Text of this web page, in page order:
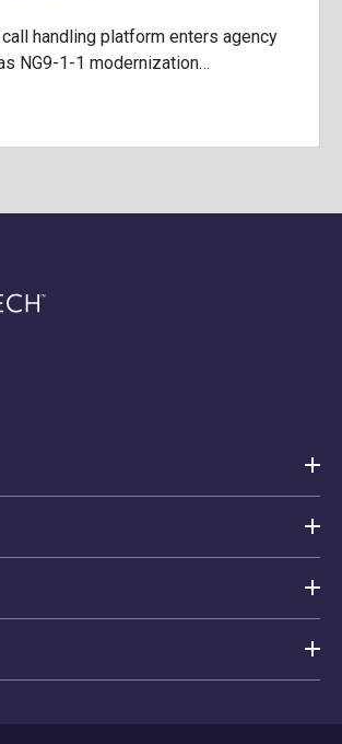
handling platform enters agency
NG9-1-1 modernization…